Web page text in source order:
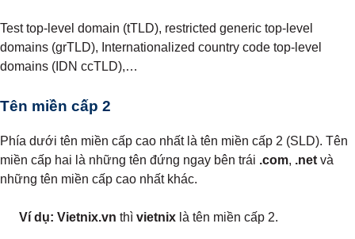
Test top-level domain (tTLD), restricted generic top-level
domains (grTLD), Internationalized country code top-level
domains (IDN ccTLD),…
Tên miền cấp 2
Phía dưới tên miền cấp cao nhất là tên miền cấp 2 (SLD). Tên
miền cấp hai là những tên đứng ngay bên trái .com, .net và
những tên miền cấp cao nhất khác.
Ví dụ: Vietnix.vn thì vietnix là tên miền cấp 2.